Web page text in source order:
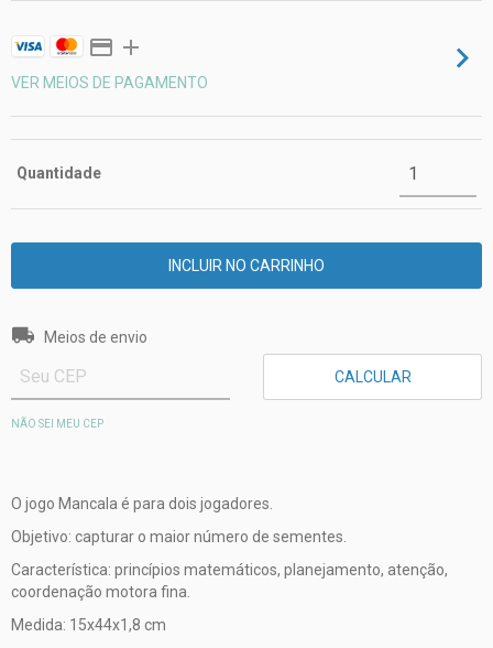
VER MEIOS DE PAGAMENTO
Quantidade
Entregas para o CEP:
Meios de envio
CALCULAR
NÃO SEI MEU CEP
O jogo Mancala é para dois jogadores.
Objetivo: capturar o maior número de sementes.
Característica: princípios matemáticos, planejamento, atenção,
coordenação motora fina.
Medida: 15x44x1,8 cm